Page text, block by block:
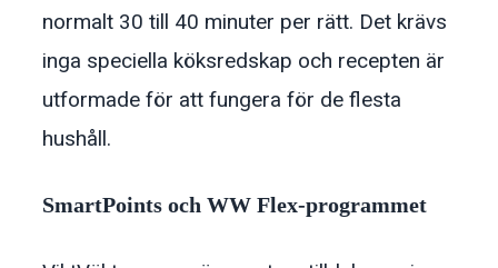
normalt 30 till 40 minuter per rätt. Det krävs
inga speciella köksredskap och recepten är
utformade för att fungera för de flesta
hushåll.
SmartPoints och WW Flex-programmet